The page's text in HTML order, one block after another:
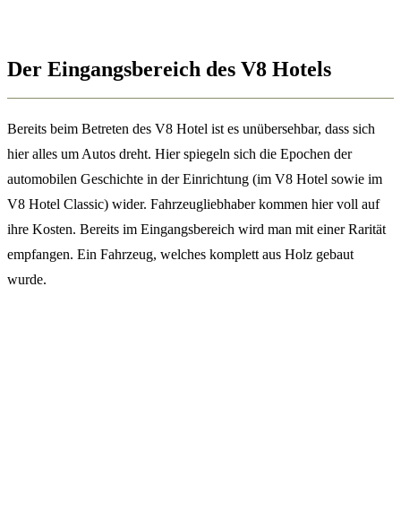
Der Eingangsbereich des V8 Hotels
Bereits beim Betreten des V8 Hotel ist es unübersehbar, dass sich
hier alles um Autos dreht. Hier spiegeln sich die Epochen der
automobilen Geschichte in der Einrichtung (im V8 Hotel sowie im
V8 Hotel Classic) wider. Fahrzeugliebhaber kommen hier voll auf
ihre Kosten. Bereits im Eingangsbereich wird man mit einer Rarität
empfangen. Ein Fahrzeug, welches komplett aus Holz gebaut
wurde.